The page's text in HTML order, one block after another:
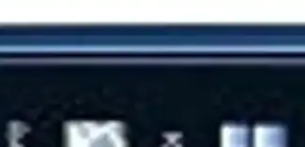
Özellikleri
telefonu. Sarı renk seçeneğiyle estetik ve
en uygun telefonu seçin.